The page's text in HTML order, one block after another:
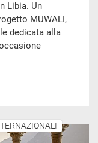
Libia. Un
MUWALI,
dedicata alla